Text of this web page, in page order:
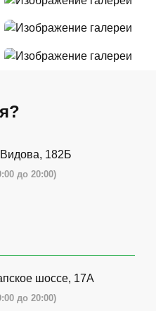
Видова, 182Б
до 20:00)
шоссе, 17А
до 20:00)